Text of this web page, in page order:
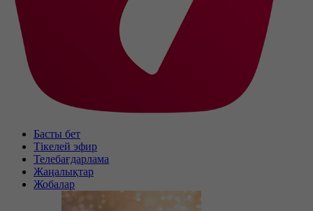
Басты бет
Тікелей эфир
Телебағдарлама
Жаңалықтар
Жобалар